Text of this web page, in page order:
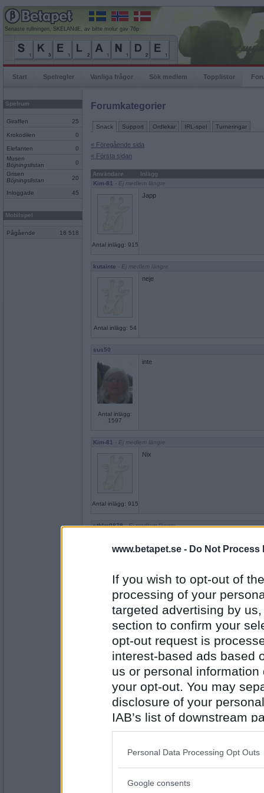
www.betapet.se - Do Not Process
If you wish to opt-out of
processing of your
targeted advertising by
section to confirm your
opt-out request is
interest-based ads based
us or personal
your opt-out. You may
disclosure of your
IAB’s list of downstream
also be disclosed by us
Downstream Participants
Please note that this
Personal Data Processing Opt Outs
Google consents
Senaste rullningen, SKELANdE, av bitte molur gav 76p
Start Spelregler Vanliga frågor Sök medlem Topplistor
Spelrum
Giraffen 25
Krokodilen 0
Elefanten
0
Musen
Böjningslistan
0
Grisen
Böjningslistan
20
Inloggade 45
Mobilspel
Pågående 18 518
Forumkategorier
Snack Support Ordlekar IRL-spel Turneringar
« Föregående sida
« Första sidan
Användare
Inlägg
Kim-81 - Ej medlem längre
Antal inlägg: 915
Japp
kutainte - Ej medlem längre
Antal inlägg: 54
neje
sus50
Antal inlägg:
1597
inte
Kim-81 - Ej medlem längre
Antal inlägg: 915
Nix
sthlm0879- Ej medlem längre
Antal inlägg: 15
petit tess
Antal inlägg:
volpe1964- Ej medlem längre
6106
Ja